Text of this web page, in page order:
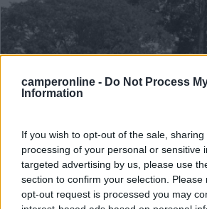
camperonline - Do Not Process
Information
If you wish to opt-out of the sale,
processing of your personal or sensitive
targeted advertising by us, please use
section to confirm your selection.
opt-out request is processed you may
Campeggio
Autocamp Koupaliste